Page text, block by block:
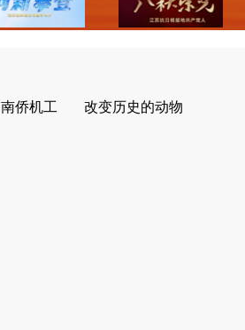
南侨机工 改变历史的动物